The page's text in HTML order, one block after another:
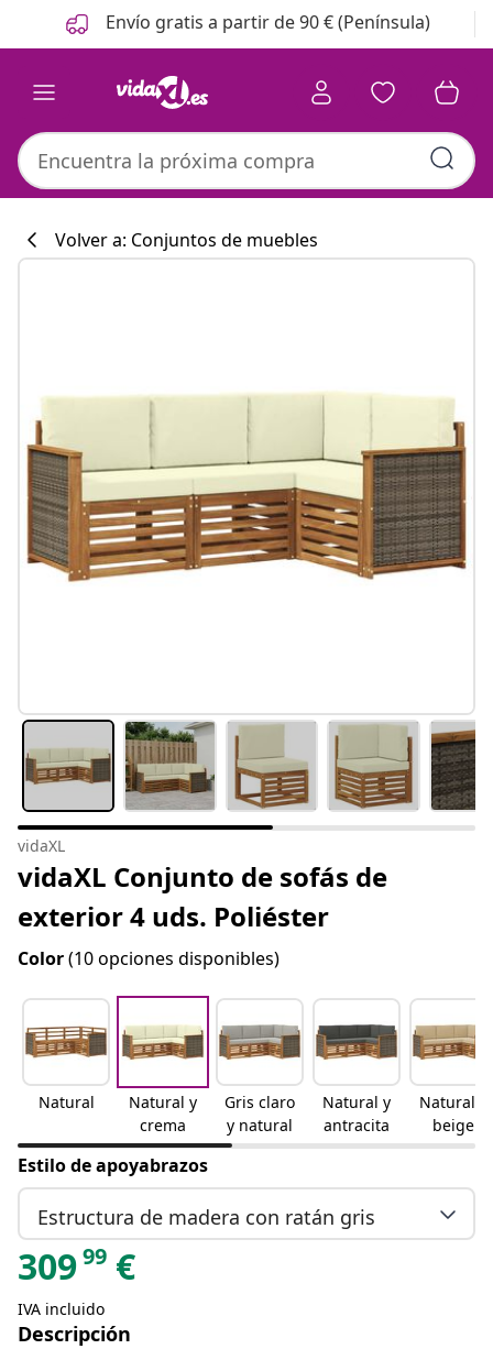
Anterior
Siguiente Envío gratis a partir de 90 € (Península)
#sharemevidaxl
Volver a: Conjuntos de muebles
vidaXL
vidaXL Conjunto de sofás de
exterior 4 uds. Poliéster
Color(10 opciones disponibles)
Natural
Natural y
crema
Gris claro
y natural
Natural y
antracita
Natural y
beige
Estilo de apoyabrazos
Estructura de madera con ratán gris
30999 €
IVA incluido
Descripción